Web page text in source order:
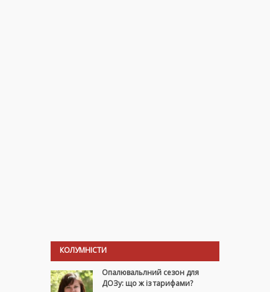
КОЛУМНІСТИ
Опалювальлний сезон для
ДОЗу: що ж із тарифами?